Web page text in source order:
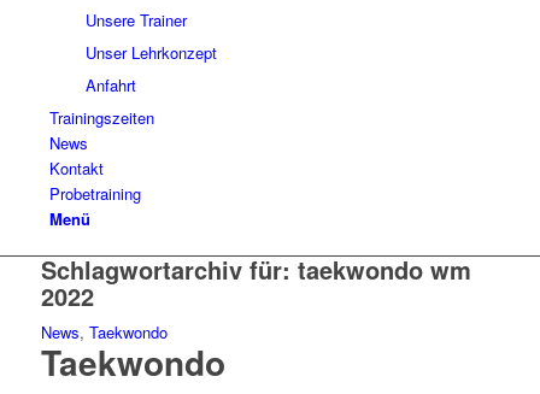
Unsere Trainer
Unser Lehrkonzept
Anfahrt
Trainingszeiten
News
Kontakt
Probetraining
Menü
Schlagwortarchiv für: taekwondo wm
2022
News, Taekwondo
Taekwondo